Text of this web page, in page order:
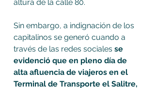
altura de la calle 80.
Sin embargo, a indignación de los
capitalinos se generó cuando a
través de las redes sociales se
evidenció que en pleno día de
alta afluencia de viajeros en el
Terminal de Transporte el Salitre,